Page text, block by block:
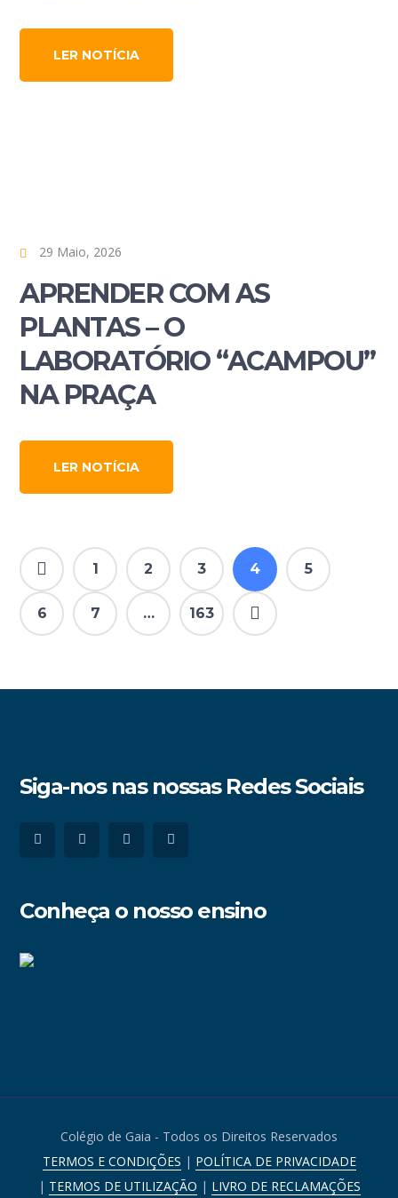
LER NOTÍCIA
29 Maio, 2026
APRENDER COM AS
PLANTAS – O
LABORATÓRIO “ACAMPOU”
NA PRAÇA
LER NOTÍCIA
1 2 3 4 5
6 7 … 163
Siga-nos nas nossas Redes Sociais
Conheça o nosso ensino
Colégio de Gaia - Todos os Direitos Reservados
TERMOS E CONDIÇÕES | POLÍTICA DE PRIVACIDADE
| TERMOS DE UTILIZAÇÃO | LIVRO DE RECLAMAÇÕES